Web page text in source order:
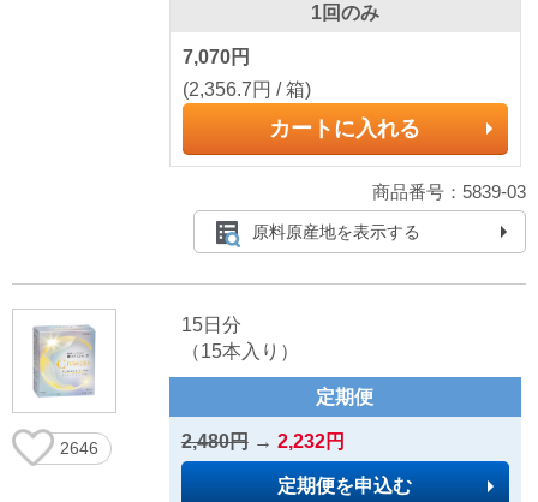
1回のみ
7,070円
(2,356.7円 / 箱)
カートに入れる
商品番号：5839-03
原料原産地を表示する
2646
15日分
（15本入り）
定期便
2,480円→ 2,232円
定期便を申込む